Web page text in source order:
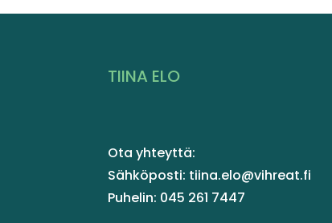
TIINA ELO
Ota yhteyttä:
Sähköposti: tiina.elo@vihreat.fi
Puhelin: 045 261 7447